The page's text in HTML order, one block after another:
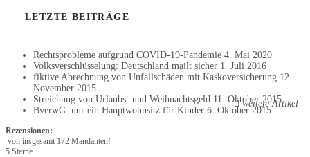
LETZTE BEITRÄGE
Rechtsprobleme aufgrund COVID-19-Pandemie 4. Mai 2020
Volksverschlüsselung: Deutschland mailt sicher 1. Juli 2016
fiktive Abrechnung von Unfallschäden mit Kaskoversicherung 12.
November 2015
Streichung von Urlaubs- und Weihnachtsgeld 11. Oktober 2015
BverwG: nur ein Hauptwohnsitz für Kinder 6. Oktober 2015
weitere Artikel
Rezensionen:
von insgesamt 172 Mandanten!
5 Sterne